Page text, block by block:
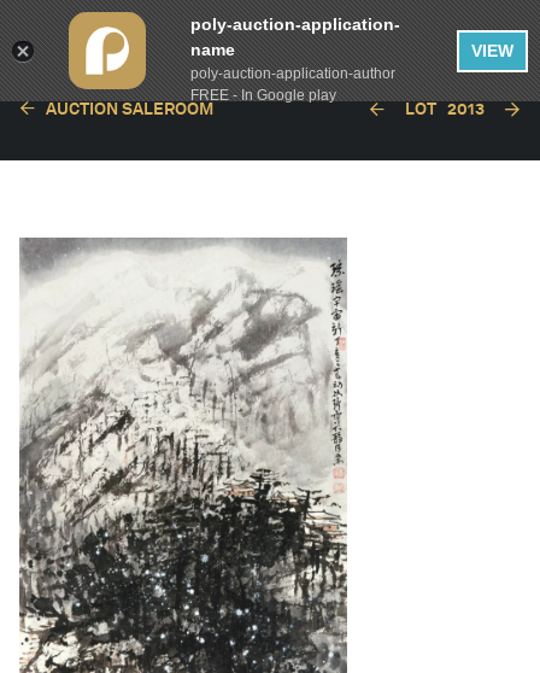
简体中文
AUCTION SALEROOM LOT 2013
poly-auction-application-
name
poly-auction-application-author
FREE - In Google play
VIEW